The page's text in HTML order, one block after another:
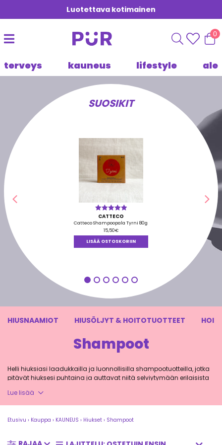
Luotettava kotimainen
0
terveys kauneus lifestyle ale
SUOSIKIT
Arvostelu
tuotteesta:
5.00/ 5
CATTECO
Catteco Shampoopala Tyrni 80g
15,50€
LISÄÄ OSTOSKORIIN
Edellinen
HIUSNAAMIOT HIUSÖLJYT & HOITOTUOTTEET
Shampoot
Helli hiuksiasi laadukkailla ja luonnollisilla shampootuotteilla, jotka
pitävät hiuksesi puhtaina ja auttavat niitä selviytymään erilaisista
muutoksista, ilmansaasteista sekä muotoilutuotteiden käytöstä.
Miten valita luonnollinen shampoo?
Lue lisää
Etusivu › Kauppa › KAUNEUS › Hiukset › Shampoot